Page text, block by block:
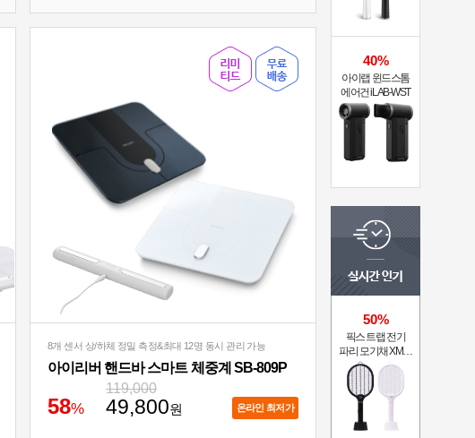
8개 센서 상/하체 정밀 측정&최대 12명 동시 관리 가능
아이리버 핸드바 스마트 체중계 SB-809P
58%
119,000
49,800원 온라인 최저가
40%
아이랩 윈드스톰
에어건 iLAB-WST
50%
픽스 트랩 전기
파리 모기채 XMR-
301